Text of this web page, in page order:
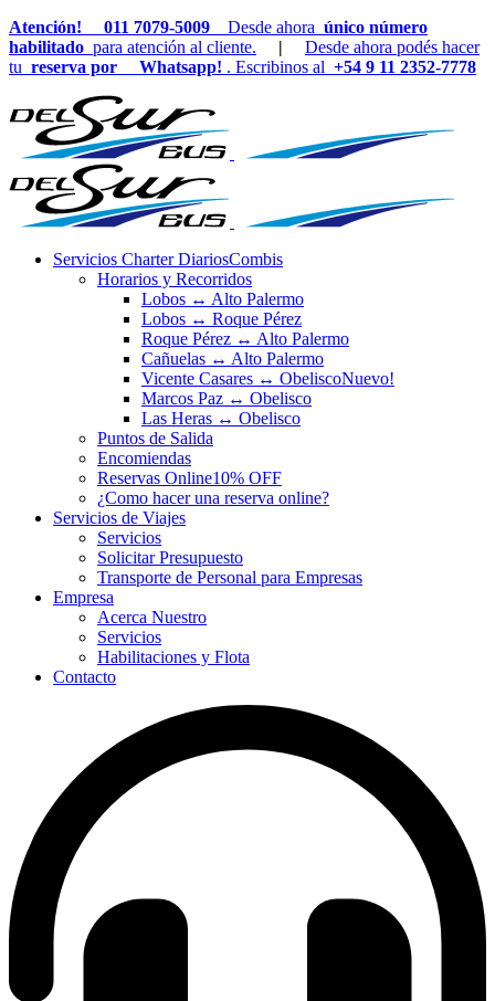
Atención! 011 7079-5009 Desde ahora único número
habilitado para atención al cliente. | Desde ahora podés hacer
tu reserva por Whatsapp! . Escribinos al +54 9 11 2352-7778
Servicios Charter DiariosCombis
Horarios y Recorridos
Lobos ↔ Alto Palermo
Lobos ↔ Roque Pérez
Roque Pérez ↔ Alto Palermo
Cañuelas ↔ Alto Palermo
Vicente Casares ↔ ObeliscoNuevo!
Marcos Paz ↔ Obelisco
Las Heras ↔ Obelisco
Puntos de Salida
Encomiendas
Reservas Online10% OFF
¿Como hacer una reserva online?
Servicios de Viajes
Servicios
Solicitar Presupuesto
Transporte de Personal para Empresas
Empresa
Acerca Nuestro
Servicios
Habilitaciones y Flota
Contacto